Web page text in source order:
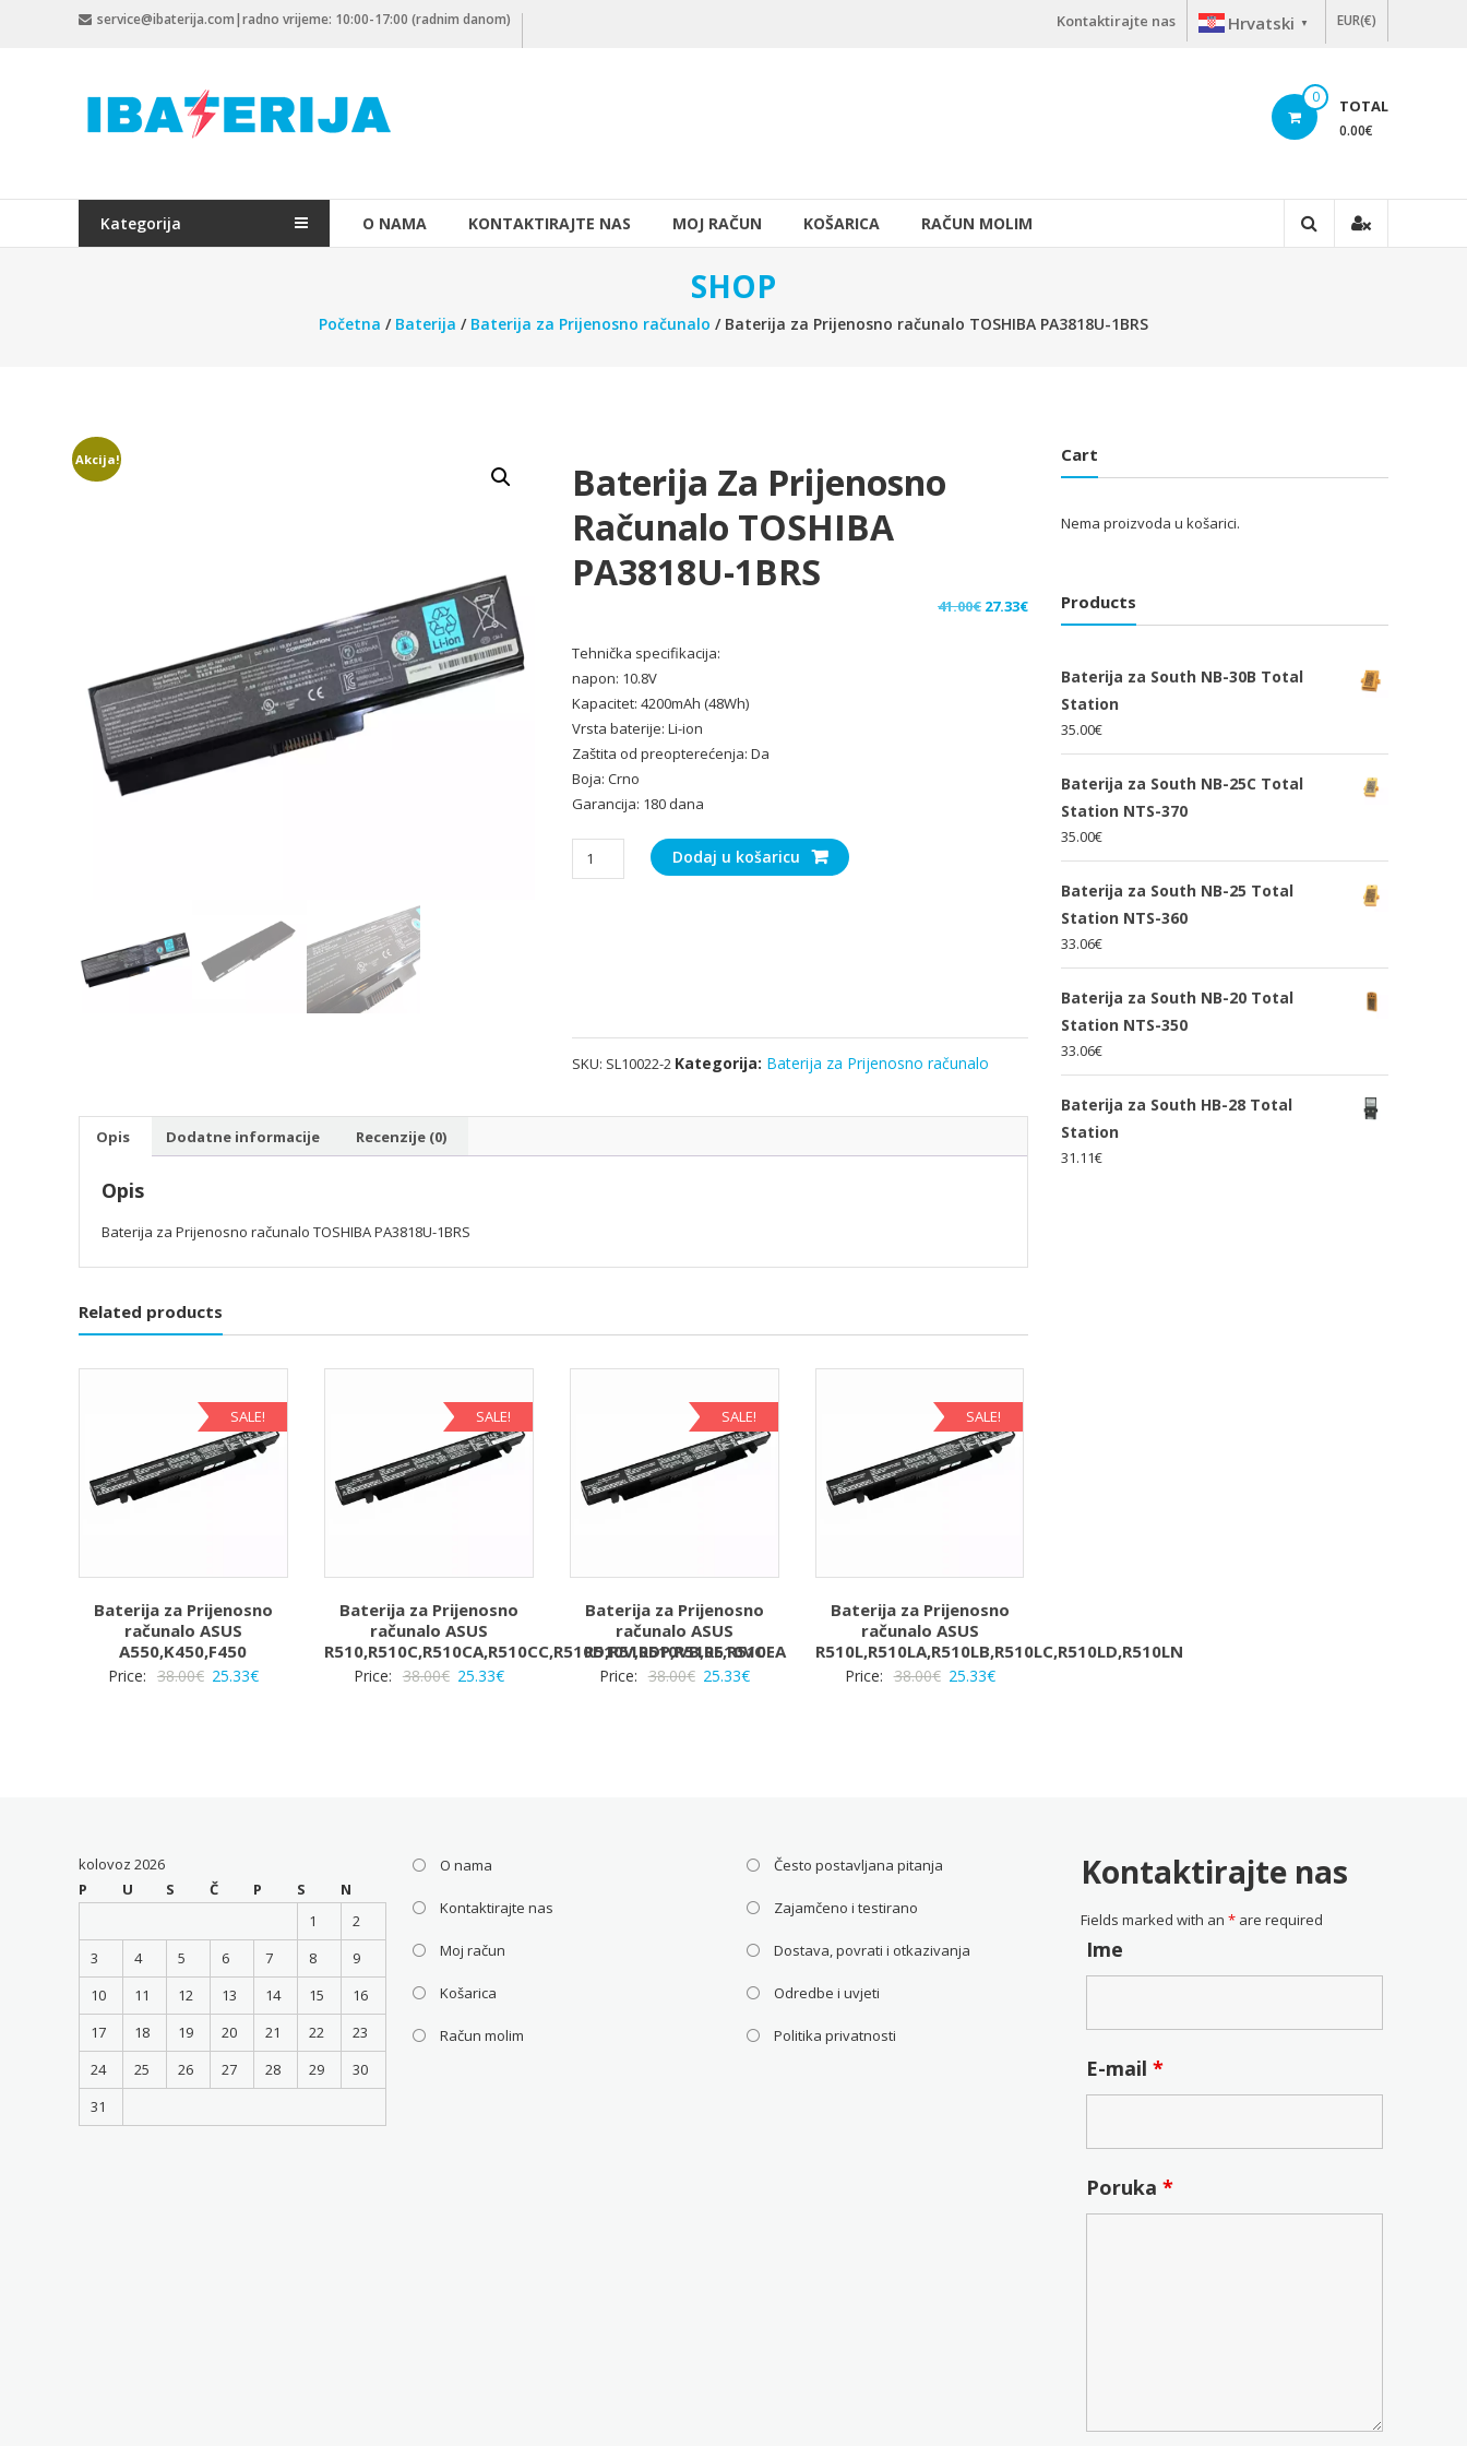
service@ibaterija.com|radno vrijeme: 10:00-17:00 (radnim danom) Kontaktirajte nas Hrvatski ▼ EUR(€)
0 TOTAL
0.00€
Kategorija O NAMA KONTAKTIRAJTE NAS MOJ RAČUN KOŠARICA RAČUN MOLIM
SHOP
Početna / Baterija / Baterija za Prijenosno računalo / Baterija za Prijenosno računalo TOSHIBA PA3818U-1BRS
Akcija!
Baterija Za Prijenosno
Računalo TOSHIBA
PA3818U-1BRS
41.00€ Izvorna
27.33€Trenutna
cijena
27.33€.
Tehnička specifikacija:
napon: 10.8V
Kapacitet: 4200mAh (48Wh)
Vrsta baterije: Li-ion
Zaštita od preopterećenja: Da
Boja: Crno
Garancija: 180 dana
Baterija
za
Dodaj u košaricu
SKU: SL10022-2 Kategorija: Baterija za Prijenosno računalo
Opis Dodatne informacije Recenzije (0)
Opis
Baterija za Prijenosno računalo TOSHIBA PA3818U-1BRS
Related products
SALE!
Baterija za Prijenosno
računalo ASUS
A550,K450,F450
Price: 38.00€ Izvorna
25.33€Trenutna
SALE!
Baterija za Prijenosno
računalo ASUS
R510,R510C,R510CA,R510CC,R510D,R510DP,R510E,R510EA
Price: 38.00€ Izvorna
25.33€Trenutna
SALE!
Baterija za Prijenosno
računalo ASUS
R510V,R510VB,R510VC
Price: 38.00€ Izvorna
25.33€Trenutna
SALE!
Baterija za Prijenosno
računalo ASUS
R510L,R510LA,R510LB,R510LC,R510LD,R510LN
Price: 38.00€ Izvorna
25.33€Trenutna
Cart
Nema proizvoda u košarici.
Products
Baterija za South NB-30B Total
Station
35.00€
Baterija za South NB-25C Total
Station NTS-370
35.00€
Baterija za South NB-25 Total
Station NTS-360
33.06€
Baterija za South NB-20 Total
Station NTS-350
33.06€
Baterija za South HB-28 Total
Station
31.11€
kolovoz 2026
P
U S Č P S
N
1
2
3
4 5 6 7 8
9
10
11 12 13 14 15
16
17
18 19 20 21 22
23
24
25 26 27 28 29
30
31
O nama
Kontaktirajte nas
Moj račun
Košarica
Račun molim
Često postavljana pitanja
Zajamčeno i testirano
Dostava, povrati i otkazivanja
Odredbe i uvjeti
Politika privatnosti
Kontaktirajte nas
Fields marked with an* are required
Ime
E-mail*
Poruka*